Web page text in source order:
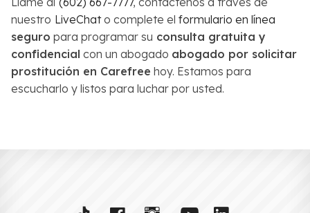
nuestro LiveChato complete el formulario en línea
seguro para programar su consulta gratuita y
confidencial con un abogado abogado por solicitar
prostitución en Carefree hoy. Estamos para
escucharlo y listos para luchar por usted.